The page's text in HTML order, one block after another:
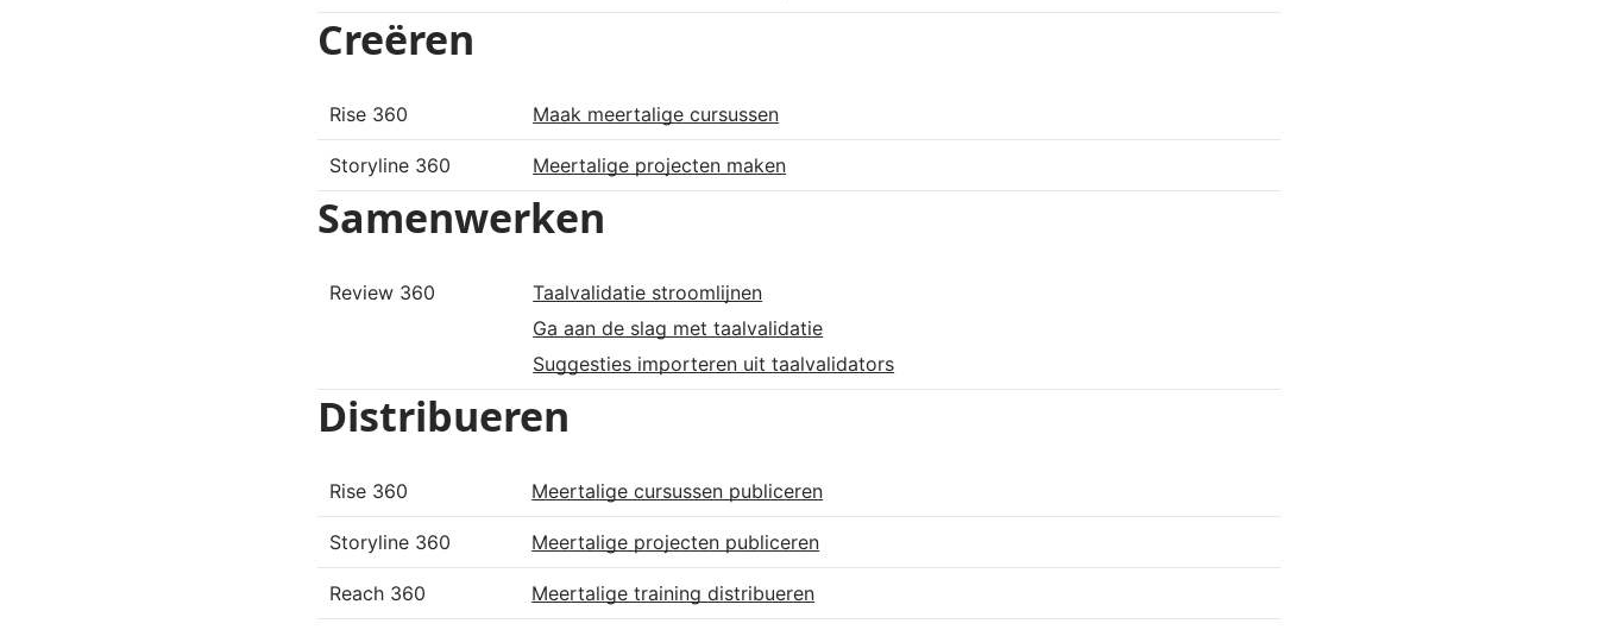
Creëren
Rise 360 Maak meertalige cursussen
Storyline 360 Meertalige projecten maken
Samenwerken
Review 360
Taalvalidatie stroomlijnen
Ga aan de slag met taalvalidatie
Suggesties importeren uit taalvalidators
Distribueren
Rise 360 Meertalige cursussen publiceren
Storyline 360 Meertalige projecten publiceren
Reach 360 Meertalige training distribueren